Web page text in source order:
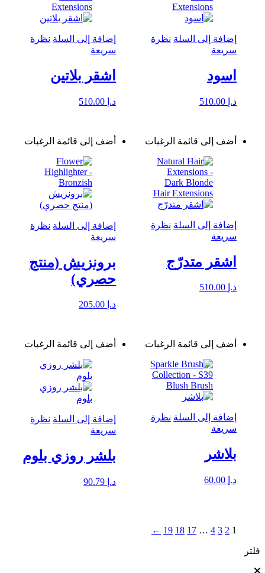
إضافة إلى السلة نظرة
سريعة
اسود
د.إ
إضافة إلى السلة نظرة
سريعة
اشقر بلاتين
د.إ
أضف إلى قائمة الرغبات
إضافة إلى السلة نظرة
سريعة
اشقر متدرّج
د.إ
أضف إلى قائمة الرغبات
إضافة إلى السلة نظرة
سريعة
برونزيش (منتج
حصري)
د.إ
أضف إلى قائمة الرغبات
إضافة إلى السلة نظرة
سريعة
بلاشر
د.إ
أضف إلى قائمة الرغبات
إضافة إلى السلة نظرة
سريعة
بلشر روزي بلوم
د.إ
1
2
3
4
…
17
18
19
←
فلتر